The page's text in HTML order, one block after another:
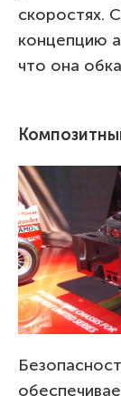
скоростях.
концепцию
что она